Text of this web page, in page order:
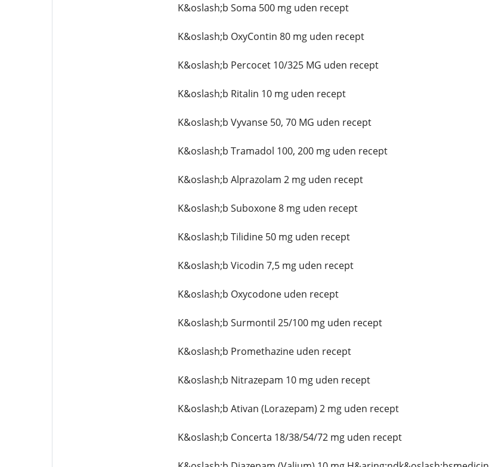
K&oslash;b Soma 500 mg uden recept
K&oslash;b OxyContin 80 mg uden recept
K&oslash;b Percocet 10/325 MG uden recept
K&oslash;b Ritalin 10 mg uden recept
K&oslash;b Vyvanse 50, 70 MG uden recept
K&oslash;b Tramadol 100, 200 mg uden recept
K&oslash;b Alprazolam 2 mg uden recept
K&oslash;b Suboxone 8 mg uden recept
K&oslash;b Tilidine 50 mg uden recept
K&oslash;b Vicodin 7,5 mg uden recept
K&oslash;b Oxycodone uden recept
K&oslash;b Surmontil 25/100 mg uden recept
K&oslash;b Promethazine uden recept
K&oslash;b Nitrazepam 10 mg uden recept
K&oslash;b Ativan (Lorazepam) 2 mg uden recept
K&oslash;b Concerta 18/38/54/72 mg uden recept